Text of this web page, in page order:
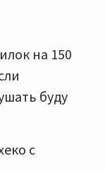
на 150
буду
с